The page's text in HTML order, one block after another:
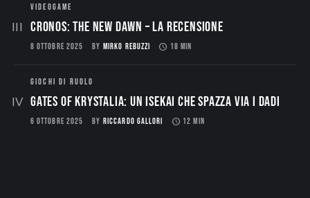
VIDEOGAME
CRONOS: THE NEW DAWN – La Recensione
8 OTTOBRE 2025 BY MIRKO REBUZZI 18 MIN
GIOCHI DI RUOLO
Gates of Krystalia: Un Isekai che spazza via i dadi
6 OTTOBRE 2025 BY RICCARDO GALLORI 12 MIN